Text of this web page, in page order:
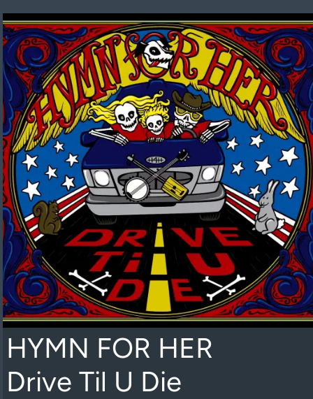
HYMN FOR HER
Drive Til U Die